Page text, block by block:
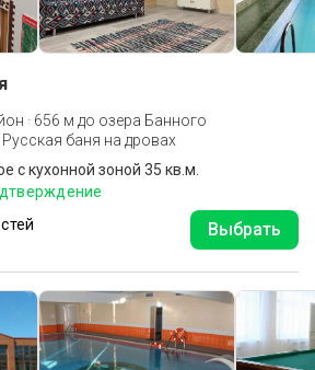
· 656 м до озера Банного
баня на дровах
с кухонной зоной 35 кв.м.
Выбрать